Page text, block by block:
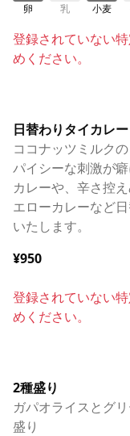
卵 乳 小麦
登録されていない
めください。
日替わりタイカレー
ココナッツミルク
パイシーな刺激が
カレーや、辛さ控
エローカレーなど
いたします。
¥950
登録されていない
めください。
2種盛り
ガパオライスとグ
盛り